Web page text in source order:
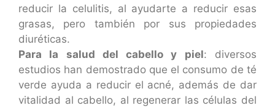
reducir la celulitis, al ayudarte a reducir esas
grasas, pero también por sus propiedades
diuréticas.
Para la salud del cabello y piel: diversos
estudios han demostrado que el consumo de té
verde ayuda a reducir el acné, además de dar
vitalidad al cabello, al regenerar las células del